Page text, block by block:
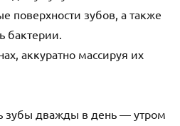
поверхности зубов, а также
бактерии.
аккуратно массируя их
зубы дважды в день — утром